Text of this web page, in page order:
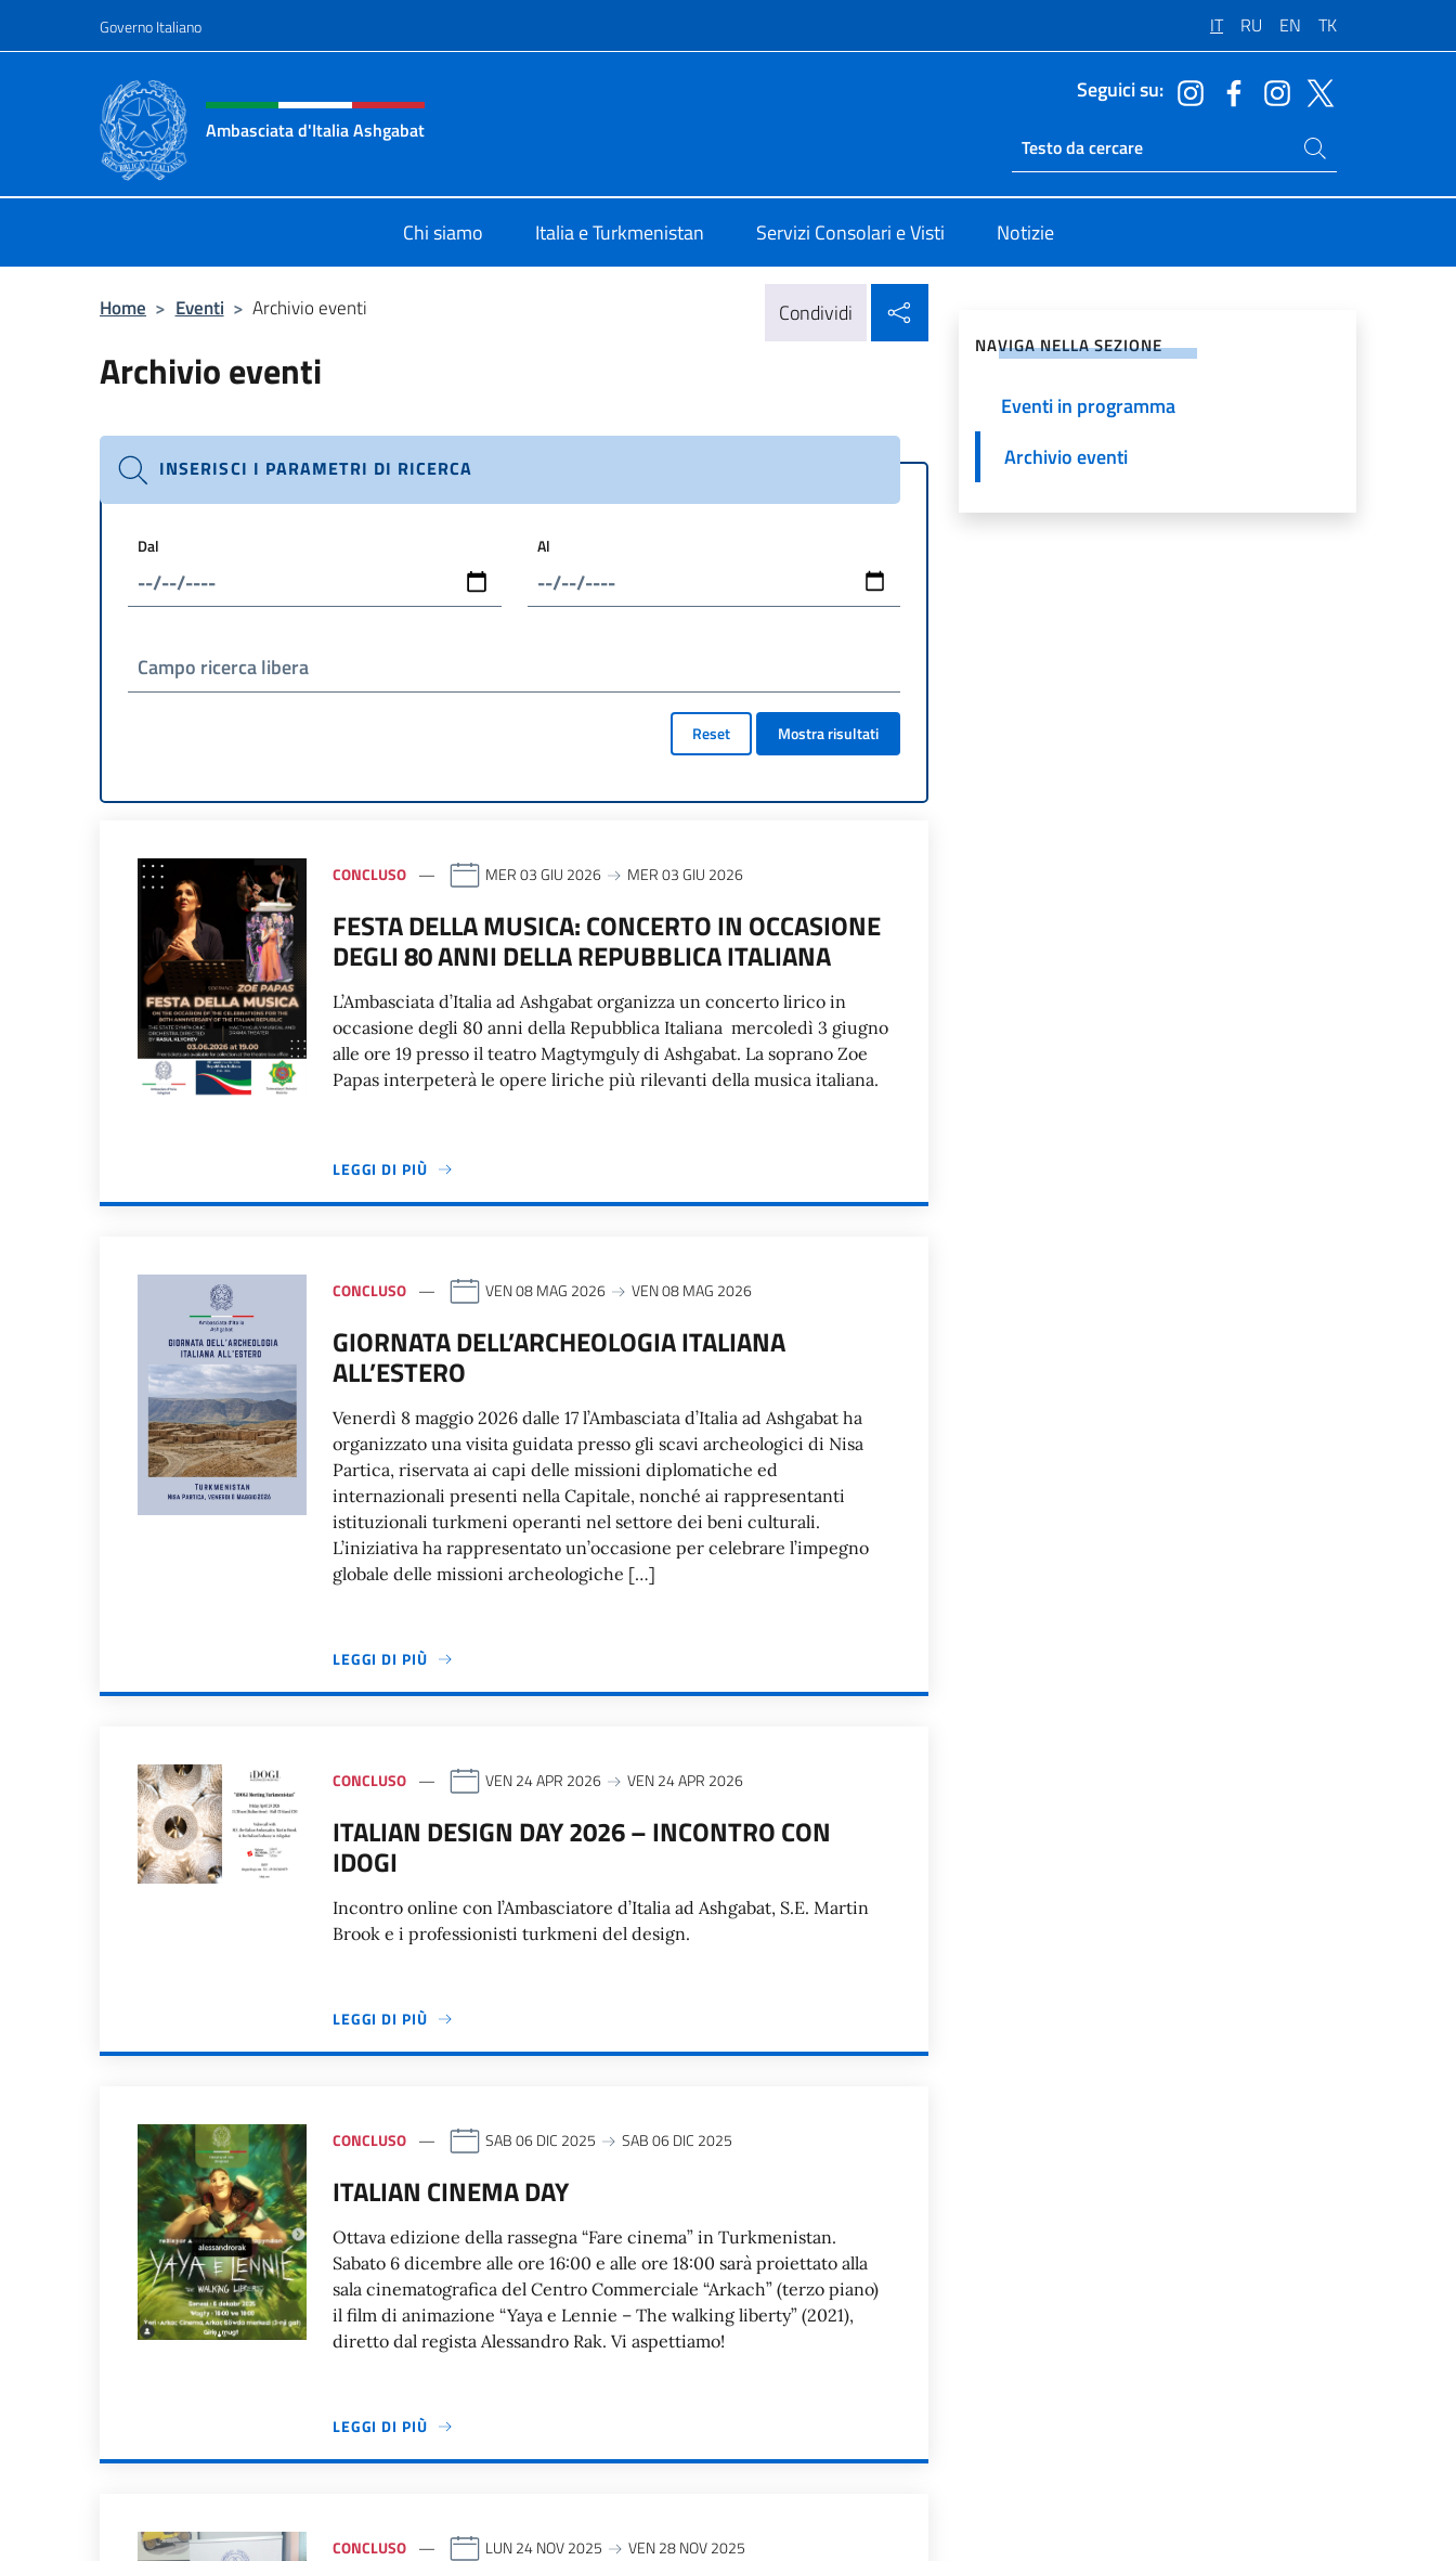
Governo Italiano IT RU EN TK
Intestazione sito, social e menù
Ambasciata d'Italia Ashgabat
Seguici su:
Ricerca sito live
Cerca nel sito
Chi siamo Italia e Turkmenistan Servizi Consolari e Visti Notizie
Home > Eventi > Archivio eventi Condividi
Archivio eventi
INSERISCI I PARAMETRI DI RICERCA
Dal Al
Campo ricerca libera
Reset Mostra risultati
CONCLUSO MER 03 GIU 2026 MER 03 GIU 2026
FESTA DELLA MUSICA: CONCERTO IN OCCASIONE
DEGLI 80 ANNI DELLA REPUBBLICA ITALIANA
L’Ambasciata d’Italia ad Ashgabat organizza un concerto lirico in
occasione degli 80 anni della Repubblica Italiana mercoledì 3 giugno
alle ore 19 presso il teatro Magtymguly di Ashgabat. La soprano Zoe
Papas interpeterà le opere liriche più rilevanti della musica italiana.
LEGGI DI PIÙ
CONCLUSO VEN 08 MAG 2026 VEN 08 MAG 2026
GIORNATA DELL’ARCHEOLOGIA ITALIANA
ALL’ESTERO
Venerdì 8 maggio 2026 dalle 17 l’Ambasciata d’Italia ad Ashgabat ha
organizzato una visita guidata presso gli scavi archeologici di Nisa
Partica, riservata ai capi delle missioni diplomatiche ed
internazionali presenti nella Capitale, nonché ai rappresentanti
istituzionali turkmeni operanti nel settore dei beni culturali.
L’iniziativa ha rappresentato un’occasione per celebrare l’impegno
globale delle missioni archeologiche […]
LEGGI DI PIÙ
CONCLUSO VEN 24 APR 2026 VEN 24 APR 2026
ITALIAN DESIGN DAY 2026 – INCONTRO CON
IDOGI
Incontro online con l’Ambasciatore d’Italia ad Ashgabat, S.E. Martin
Brook e i professionisti turkmeni del design.
LEGGI DI PIÙ
CONCLUSO SAB 06 DIC 2025 SAB 06 DIC 2025
ITALIAN CINEMA DAY
Ottava edizione della rassegna “Fare cinema” in Turkmenistan.
Sabato 6 dicembre alle ore 16:00 e alle ore 18:00 sarà proiettato alla
sala cinematografica del Centro Commerciale “Arkach” (terzo piano)
il film di animazione “Yaya e Lennie – The walking liberty” (2021),
diretto dal regista Alessandro Rak. Vi aspettiamo!
LEGGI DI PIÙ
CONCLUSO LUN 24 NOV 2025 VEN 28 NOV 2025
NAVIGA NELLA SEZIONE
Eventi in programma
Archivio eventi